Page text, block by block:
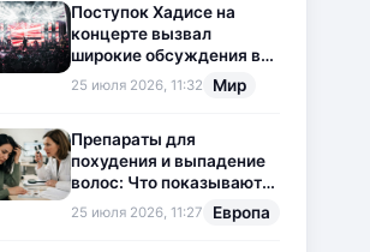
Поступок Хадисе на
концерте вызвал
широкие обсуждения в
социальных сетях
25 июля 2026, 11:32 Мир
Препараты для
похудения и выпадение
волос: Что показывают
новые исследования?
25 июля 2026, 11:27 Европа